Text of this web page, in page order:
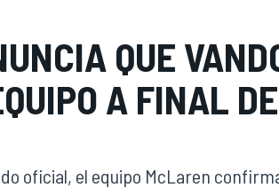
QUE
A FINAL DE
oficial, el equipo McLaren